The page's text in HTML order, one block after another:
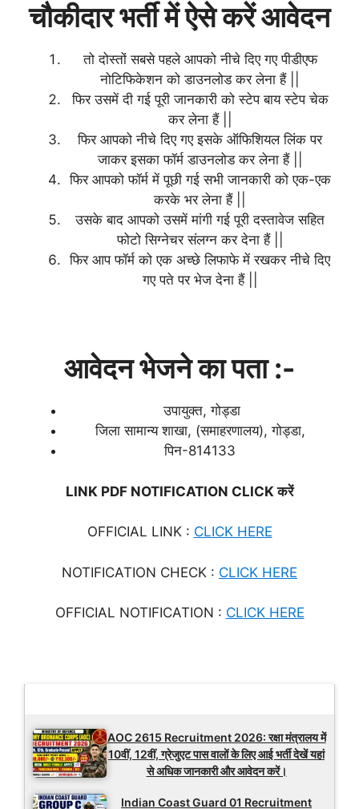
चौकीदार भर्ती में ऐसे करें आवेदन
तो दोस्तों सबसे पहले आपको नीचे दिए गए पीडीएफ
नोटिफिकेशन को डाउनलोड कर लेना हैं ||
फिर उसमें दी गई पूरी जानकारी को स्टेप बाय स्टेप चेक
कर लेना हैं ||
फिर आपको नीचे दिए गए इसके ऑफिशियल लिंक पर
जाकर इसका फॉर्म डाउनलोड कर लेना हैं ||
फिर आपको फॉर्म में पूछी गई सभी जानकारी को एक-एक
करके भर लेना हैं ||
उसके बाद आपको उसमें मांगी गई पूरी दस्तावेज सहित
फोटो सिग्नेचर संलग्न कर देना हैं ||
फिर आप फॉर्म को एक अच्छे लिफाफे में रखकर नीचे दिए
गए पते पर भेज देना हैं ||
आवेदन भेजने का पता :-
उपायुक्त, गोड्डा
जिला सामान्य शाखा, (समाहरणालय), गोड्डा,
पिन-814133
LINK PDF NOTIFICATION CLICK करें
OFFICIAL LINK : CLICK HERE
NOTIFICATION CHECK : CLICK HERE
OFFICIAL NOTIFICATION : CLICK HERE
AOC 2615 Recruitment 2026: रक्षा मंत्रालय में
10वीं, 12वीं, ग्रेजुएट पास वालों के लिए आई भर्ती देखें यहां
से अधिक जानकारी और आवेदन करें।
Indian Coast Guard 01 Recruitment